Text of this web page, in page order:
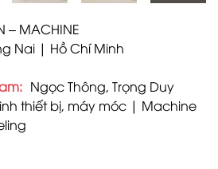
– MACHINE
Nai | Hồ Chí Minh
Ngọc Thông, Trọng Duy
thiết bị, máy móc | Machine